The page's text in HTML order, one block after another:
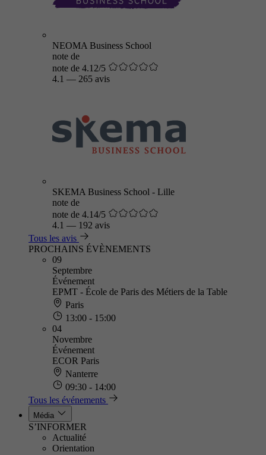
NEOMA Business School
note de
note de 4.12/5
4.1 — 265 avis
SKEMA Business School - Lille
note de
note de 4.14/5
4.1 — 192 avis
Tous les avis
PROCHAINS ÉVÈNEMENTS
09
Septembre
Événement
EPMT - École de Paris des Métiers de la Table
Paris
13:00 - 15:00
04
Novembre
Événement
ECOR Paris
Nanterre
09:30 - 14:00
Tous les événements
Média
S’INFORMER
Actualité
Orientation